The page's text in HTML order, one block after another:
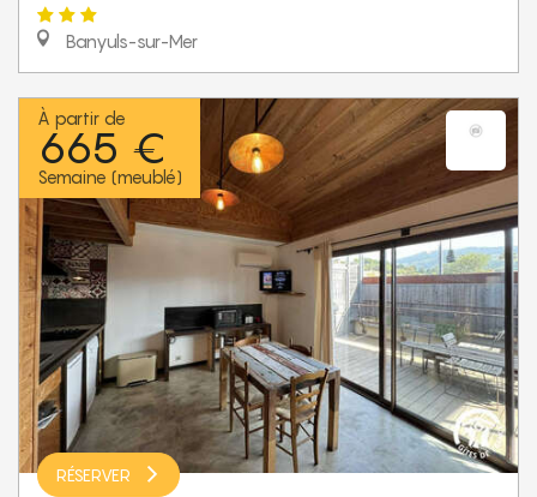
Banyuls-sur-Mer
À partir de
665 €
Semaine (meublé)
RÉSERVER